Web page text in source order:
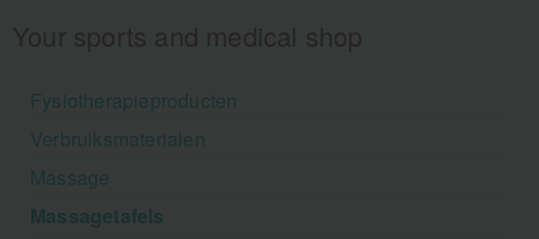
Fysiotherapieproducten
Verbruiksmaterialen
Massage
Massagetafels